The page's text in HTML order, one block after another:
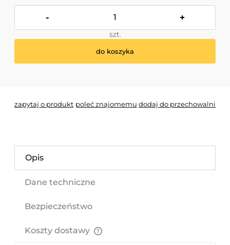
- +
szt.
do koszyka
zapytaj o produkt poleć znajomemu dodaj do przechowalni
Opis
Dane techniczne
Bezpieczeństwo
Koszty dostawy